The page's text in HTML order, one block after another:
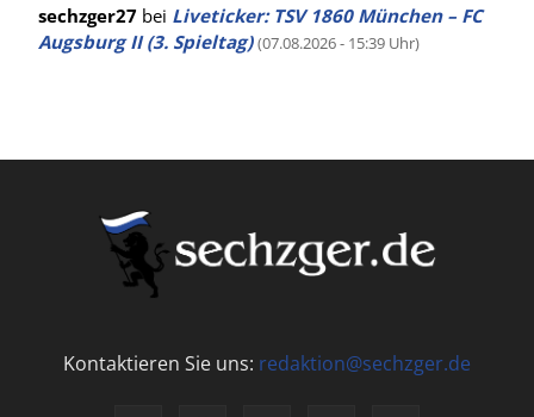
sechzger27 bei Liveticker: TSV 1860 München – FC
Augsburg II (3. Spieltag) (07.08.2026 - 15:39 Uhr)
Kontaktieren Sie uns: redaktion@sechzger.de